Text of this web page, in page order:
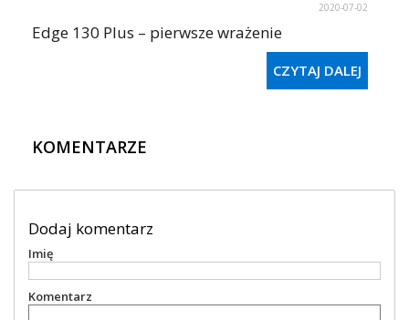
2020-07-02
Edge 130 Plus – pierwsze wrażenie
CZYTAJ DALEJ
KOMENTARZE
Dodaj komentarz
Imię
Komentarz